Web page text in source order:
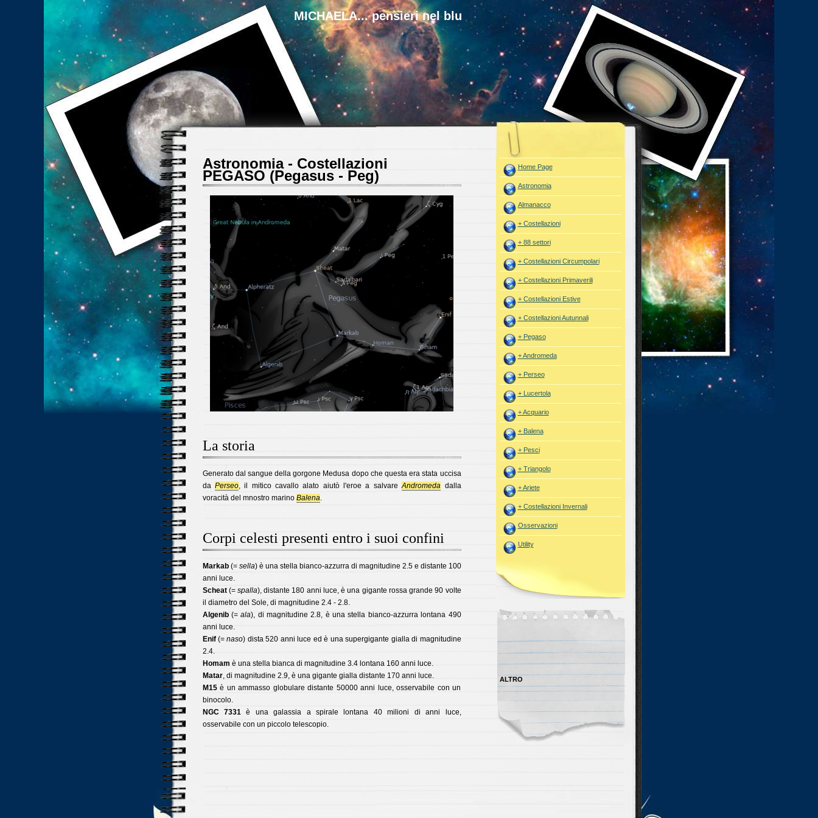
MICHAELA... pensieri nel blu
Astronomia - Costellazioni
PEGASO (Pegasus - Peg)
La storia
Generato dal sangue della gorgone Medusa dopo che questa era stata uccisa
da Perseo, il mitico cavallo alato aiutò l'eroe a salvareAndromeda dalla
voracità del mnostro marino Balena.
Corpi celesti presenti entro i suoi confini
Markab(= sella) è una stella bianco-azzurra di magnitudine 2.5 e distante 100
anni luce.
Scheat(= spalla), distante 180 anni luce, è una gigante rossa grande 90 volte
il diametro del Sole, di magnitudine 2.4 - 2.8.
Algenib(=ala), di magnitudine 2.8, è una stella bianco-azzurra lontana 490
anni luce.
Enif(=naso) dista 520 anni luce ed è una supergigante gialla di magnitudine
2.4.
Homam è una stella bianca di magnitudine 3.4 lontana 160 anni luce.
Matar, di magnitudine 2.9, è una gigante gialla distante 170 anni luce.
M15è un ammasso globulare distante 50000 anni luce, osservabile con un
binocolo.
NGC 7331è una galassia a spirale lontana 40 milioni di anni luce,
osservabile con un piccolo telescopio.
Home Page
Astronomia
Almanacco
+ Costellazioni
+ 88 settori
+ Costellazioni Circumpolari
+ Costellazioni Primaverili
+ Costellazioni Estive
+ Costellazioni Autunnali
+ Pegaso
+ Andromeda
+ Perseo
+ Lucertola
+ Acquario
+ Balena
+ Pesci
+ Triangolo
+ Ariete
+ Costellazioni Invernali
Osservazioni
Utility
ALTRO